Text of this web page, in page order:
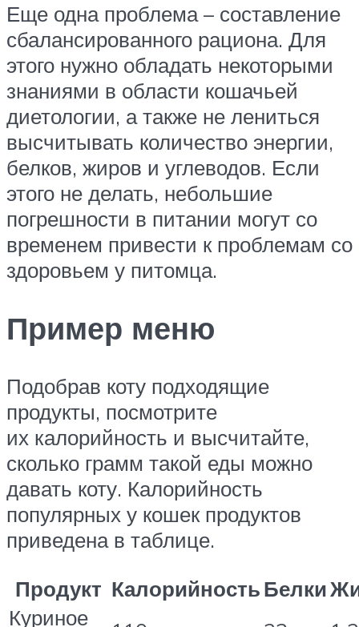
Еще одна проблема – составление
сбалансированного рациона. Для
этого нужно обладать некоторыми
знаниями в области кошачьей
диетологии, а также не лениться
высчитывать количество энергии,
белков, жиров и углеводов. Если
этого не делать, небольшие
погрешности в питании могут со
временем привести к проблемам со
здоровьем у питомца.
Пример меню
Подобрав коту подходящие
продукты, посмотрите
их калорийность и высчитайте,
сколько грамм такой еды можно
давать коту. Калорийность
популярных у кошек продуктов
приведена в таблице.
Продукт КалорийностьБелки
Куриное